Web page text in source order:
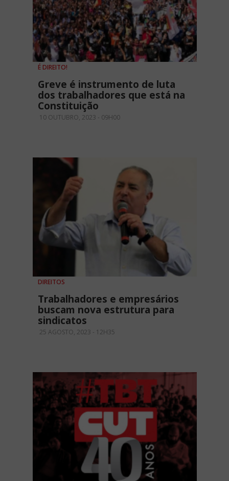
É DIREITO!
Greve é instrumento de luta
dos trabalhadores que está na
Constituição
10 OUTUBRO, 2023 - 09H00
DIREITOS
Trabalhadores e empresários
buscam nova estrutura para
sindicatos
25 AGOSTO, 2023 - 12H35